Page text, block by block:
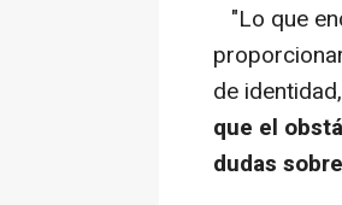
"Lo que
de
que el
dudas